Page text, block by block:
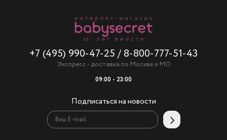
+7 (495) 990-47-25 / 8-800-777-51-43
Экспресс - доставка по Москве и МО
09:00 - 23:00
Подписаться на новости